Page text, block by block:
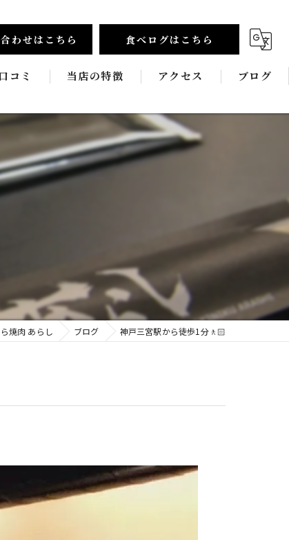
わせはこちら 食べログはこちら
口コミ 当店の特徴
食べ放題
和牛
アクセス ブログ
焼肉 あらし ブログ 神戸三宮駅から徒歩1分🚶🏻